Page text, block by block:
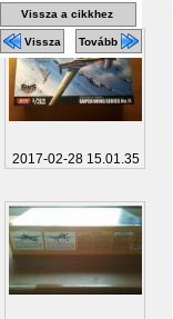
Vissza a cikkhez
Vissza Tovább
2017-02-28 15.01.35